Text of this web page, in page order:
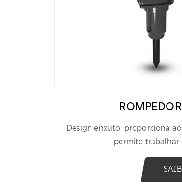
Design enxuto, proporciona
permite trabalhar